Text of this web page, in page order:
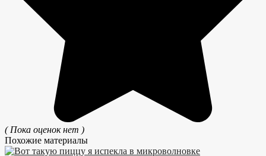
( Пока оценок нет )
Похожие материалы